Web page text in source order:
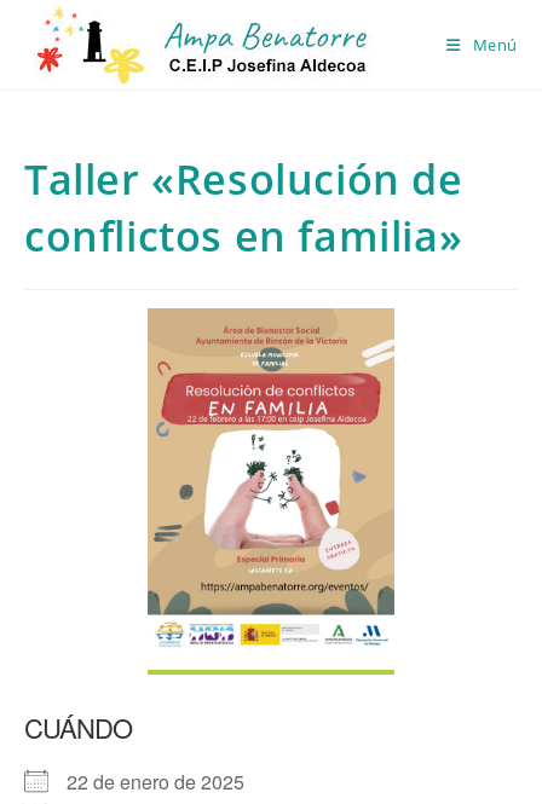
contenido
Menú
Taller «Resolución de
conflictos en familia»
CUÁNDO
22 de enero de 2025